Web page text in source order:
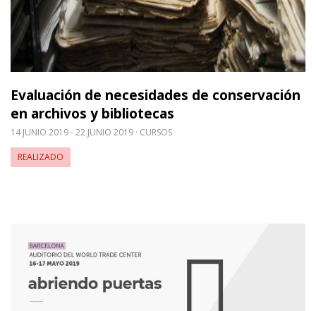
Evaluación de necesidades de conservación
en archivos y bibliotecas
14 JUNIO 2019 - 22 JUNIO 2019 CURSOS
REALIZADO